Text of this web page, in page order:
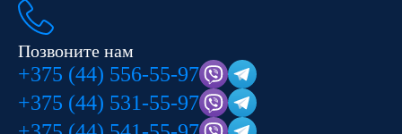
Позвоните нам
+375 (44) 556-55-97
+375 (44) 531-55-97